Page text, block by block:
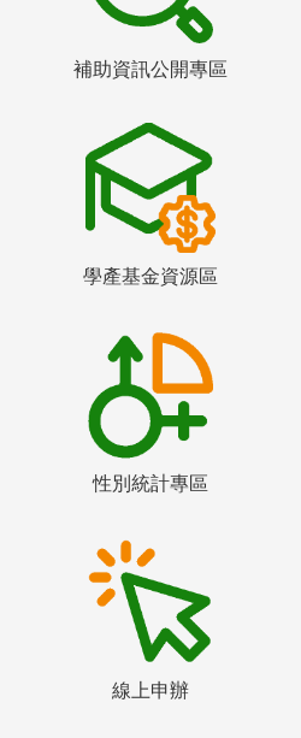
補助資訊公開專區
學產基金資源區
性別統計專區
線上申辦